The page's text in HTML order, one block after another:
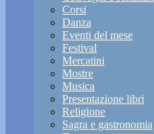
Corsi
Danza
Eventi del mese
Festival
Mercatini
Mostre
Musica
Presentazione libri
Religione
Sagra e gastronomia